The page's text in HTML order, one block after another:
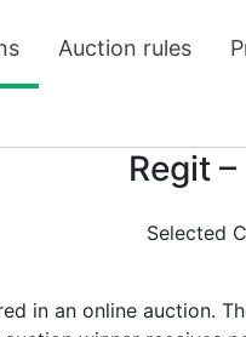
Auction rules
Regit
Selected
in an online auction.